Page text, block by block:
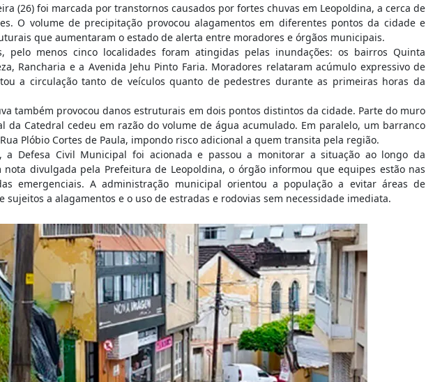
(26) foi marcada por transtornos causados por fortes chuvas em Leopoldina, a cerca de
O volume de precipitação provocou alagamentos em diferentes pontos da cidade e
que aumentaram o estado de alerta entre moradores e órgãos municipais.
pelo menos cinco localidades foram atingidas pelas inundações: os bairros Quinta
Rancharia e a Avenida Jehu Pinto Faria. Moradores relataram acúmulo expressivo de
a circulação tanto de veículos quanto de pedestres durante as primeiras horas da
também provocou danos estruturais em dois pontos distintos da cidade. Parte do muro
da Catedral cedeu em razão do volume de água acumulado. Em paralelo, um barranco
Plóbio Cortes de Paula, impondo risco adicional a quem transita pela região.
a Defesa Civil Municipal foi acionada e passou a monitorar a situação ao longo da
nota divulgada pela Prefeitura de Leopoldina, o órgão informou que equipes estão nas
emergenciais. A administração municipal orientou a população a evitar áreas de
sujeitos a alagamentos e o uso de estradas e rodovias sem necessidade imediata.